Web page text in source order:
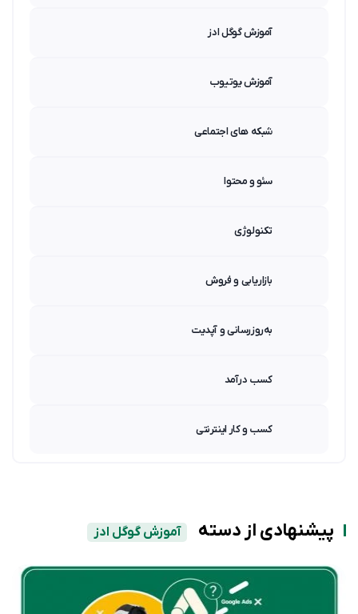
آموزش گوگل ادز
آموزش یوتیوب
شبکه های اجتماعی
سئو و محتوا
تکنولوژی
بازاریابی و فروش
به‌روزرسانی و آپدیت
کسب درآمد
کسب و کار اینترنتی
پیشنهادی از دسته آموزش گوگل ادز